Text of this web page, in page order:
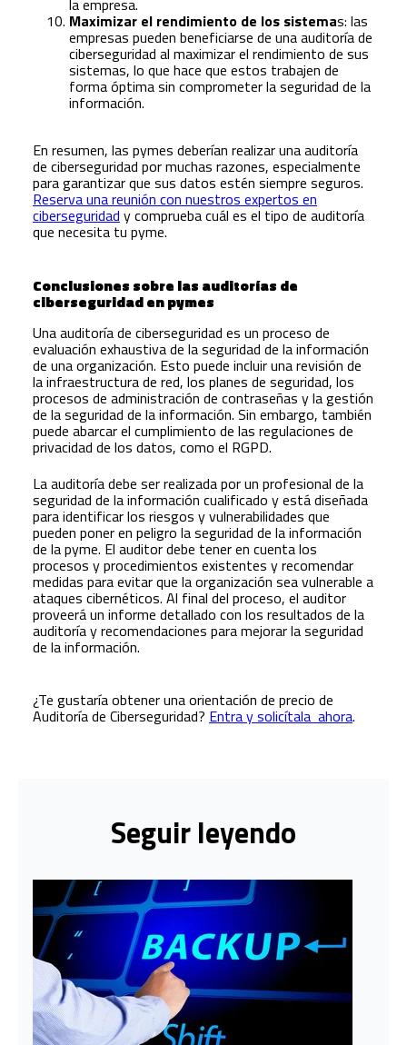
la empresa.
Maximizar el rendimiento de los sistemas: las
empresas pueden beneficiarse de una auditoría de
ciberseguridad al maximizar el rendimiento de sus
sistemas, lo que hace que estos trabajen de
forma óptima sin comprometer la seguridad de la
información.
En resumen, las pymes deberían realizar una auditoría
de ciberseguridad por muchas razones, especialmente
para garantizar que sus datos estén siempre seguros.
Reserva una reunión con nuestros expertos en
ciberseguridad y comprueba cuál es el tipo de auditoría
que necesita tu pyme.
Conclusiones sobre las auditorías de
ciberseguridad en pymes
Una auditoría de ciberseguridad es un proceso de
evaluación exhaustiva de la seguridad de la información
de una organización. Esto puede incluir una revisión de
la infraestructura de red, los planes de seguridad, los
procesos de administración de contraseñas y la gestión
de la seguridad de la información. Sin embargo, también
puede abarcar el cumplimiento de las regulaciones de
privacidad de los datos, como el RGPD.
La auditoría debe ser realizada por un profesional de la
seguridad de la información cualificado y está diseñada
para identificar los riesgos y vulnerabilidades que
pueden poner en peligro la seguridad de la información
de la pyme. El auditor debe tener en cuenta los
procesos y procedimientos existentes y recomendar
medidas para evitar que la organización sea vulnerable a
ataques cibernéticos. Al final del proceso, el auditor
proveerá un informe detallado con los resultados de la
auditoría y recomendaciones para mejorar la seguridad
de la información.
¿Te gustaría obtener una orientación de precio de
Auditoría de Ciberseguridad? Entra y solicítala ahora.
Seguir leyendo